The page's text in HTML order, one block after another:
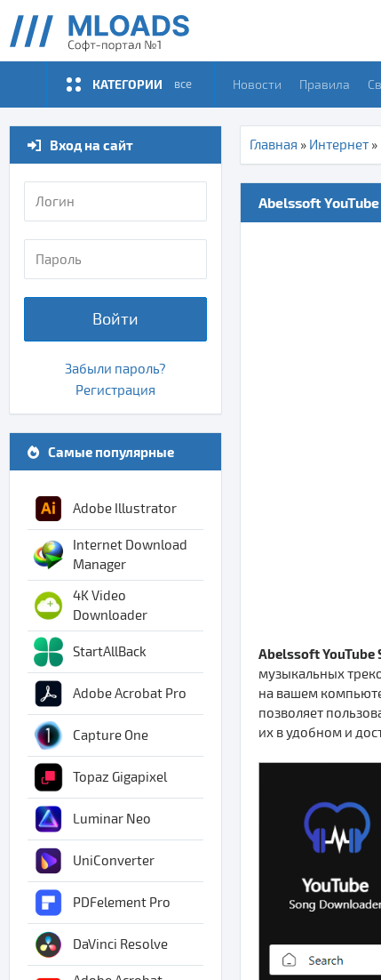
КАТЕГОРИИ все Новости Правила
Главная » Интернет »
Abelssoft
Abelssoft YouTube
музыкальных
на вашем
позволяет
их в удобном и
Вход на сайт
Войти
Забыли пароль?
Регистрация
Самые популярные
Adobe Illustrator
Internet Download
Manager
4K Video
Downloader
StartAllBack
Adobe Acrobat Pro
Capture One
Topaz Gigapixel
Luminar Neo
UniConverter
PDFelement Pro
DaVinci Resolve